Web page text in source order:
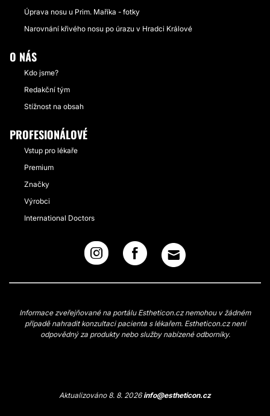
Úprava nosu u Prim. Maříka - fotky
Narovnání křivého nosu po úrazu v Hradci Králové
O NÁS
Kdo jsme?
Redakční tým
Stížnost na obsah
PROFESIONÁLOVÉ
Vstup pro lékaře
Premium
Značky
Výrobci
International Doctors
Informace zveřejňované na portálu Estheticon.cz nemohou v žádném
případě nahradit konzultaci pacienta s lékařem. Estheticon.cz není
odpovědný za produkty nebo služby nabízené odborníky.
Aktualizováno 8. 8. 2026info@estheticon.cz